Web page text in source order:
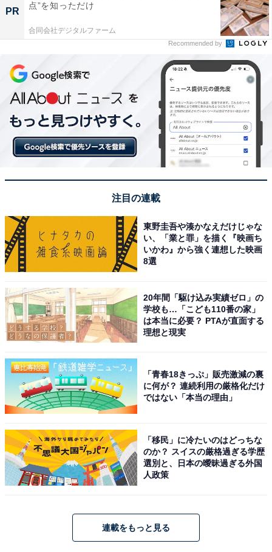
All About ガイドがすすめる洗濯機：パナソニック
パナソニック ドラム式洗濯乾燥機 幅63.9cm 洗濯12kg/乾
自動投入 スマホで洗濯 温水スゴ落ち泡洗浄 ナノイーX は
やふわ乾燥ヒートポンプ
Amazonで見る
この記事の筆者：コヤマ タカヒロ
執筆以外に監修やコンサルティングなども行ってお
り、企業の製品開発、人材教育、PR戦略に関するア
PR
点”を知っただけ
合同会社デジタルファーム
Recommended by
注目の連載
東野圭吾や湊かなえだけじゃな
い、「業と罪」を描く『映画ち
いかわ』から強く連想した映画
8選
20年間「駆け込み実績ゼロ」の
学校も…「こども110番の家」
は本当に必要？ PTAが直面する
理想と現実
「青春18きっぷ」販売激減の裏
に何が？ 連続利用の厳格化だけ
ではない「本当の理由」
「移民」に冷たいのはどっちな
のか？ スイスの厳格過ぎる学歴
選別と、日本の曖昧過ぎる外国
人政策
連載をもっと見る